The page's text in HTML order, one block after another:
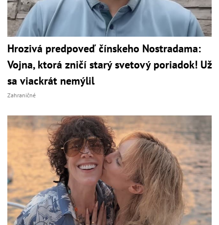
Hrozivá predpoveď čínskeho Nostradama:
Vojna, ktorá zničí starý svetový poriadok! Už
sa viackrát nemýlil
Zahraničné